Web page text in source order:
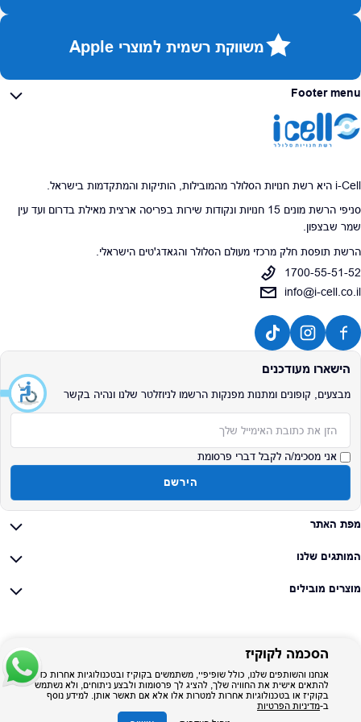
משווקת רשמית למוצרי Apple
Footer menu
i-Cell היא רשת חנויות הסלולר מהמובילות, הותיקות והמתקדמות בישראל.
סניפי הרשת מונים 15 חנויות ונקודות שירות בפריסה ארצית מאילת בדרום ועד עין
שמר שבצפון.
הרשת תופסת חלק מרכזי מעולם הסלולר והגאדג'טים הישראלי.
1700-55-51-52
info@i-cell.co.il
הישארו מעודכנים
מבצעים, קופונים ומתנות מפנקות הרשמו לניוזלטר שלנו ונהיה בקשר
אני מסכימ/ה לקבל דברי פרסומת
הירשם
מפת האתר
המותגים שלנו
מוצרים מובילים
הסכמה לקוקיז
אנחנו והשותפים שלנו, כולל שופיפיי, משתמשים בקוקיז ובטכנולוגיות אחרות כדי
להתאים אישית את החוויה שלך, להציג לך פרסומות ולבצע ניתוחים, ולא נשתמש
בקוקיז או בטכנולוגיות אחרות למטרות אלו אלא אם תאשר אותן. למידע נוסף
ב-מדיניות הפרטיות